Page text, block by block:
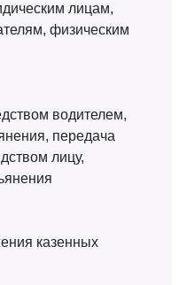
лицам,
физическим
водителем,
передача
лицу,
казенных